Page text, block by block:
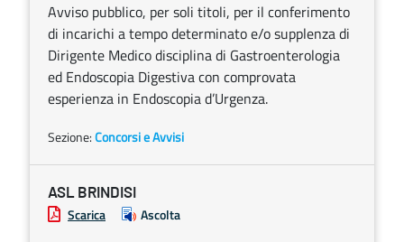
Avviso pubblico, per soli titoli, per il conferimento
di incarichi a tempo determinato e/o supplenza di
Dirigente Medico disciplina di Gastroenterologia
ed Endoscopia Digestiva con comprovata
esperienza in Endoscopia d’Urgenza.
Sezione:Concorsi e Avvisi
ASL BRINDISI
Scarica Ascolta